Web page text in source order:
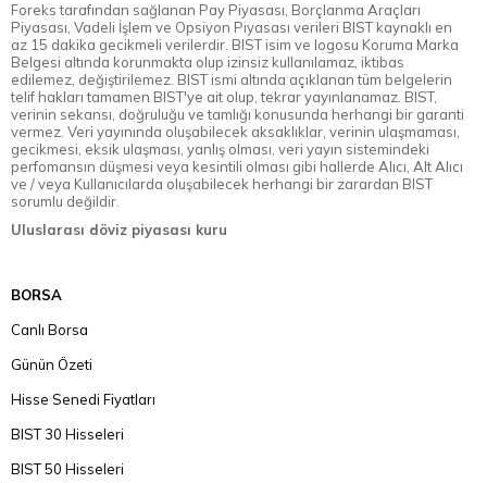
Foreks tarafından sağlanan Pay Piyasası, Borçlanma Araçları
Piyasası, Vadeli İşlem ve Opsiyon Piyasası verileri BIST kaynaklı en
az 15 dakika gecikmeli verilerdir. BIST isim ve logosu Koruma Marka
Belgesi altında korunmakta olup izinsiz kullanılamaz, iktibas
edilemez, değiştirilemez. BIST ismi altında açıklanan tüm belgelerin
telif hakları tamamen BIST'ye ait olup, tekrar yayınlanamaz. BIST,
verinin sekansı, doğruluğu ve tamlığı konusunda herhangi bir garanti
vermez. Veri yayınında oluşabilecek aksaklıklar, verinin ulaşmaması,
gecikmesi, eksik ulaşması, yanlış olması, veri yayın sistemindeki
perfomansın düşmesi veya kesintili olması gibi hallerde Alıcı, Alt Alıcı
ve / veya Kullanıcılarda oluşabilecek herhangi bir zarardan BIST
sorumlu değildir.
Uluslarası döviz piyasası kuru
BORSA
Canlı Borsa
Günün Özeti
Hisse Senedi Fiyatları
BIST 30 Hisseleri
BIST 50 Hisseleri